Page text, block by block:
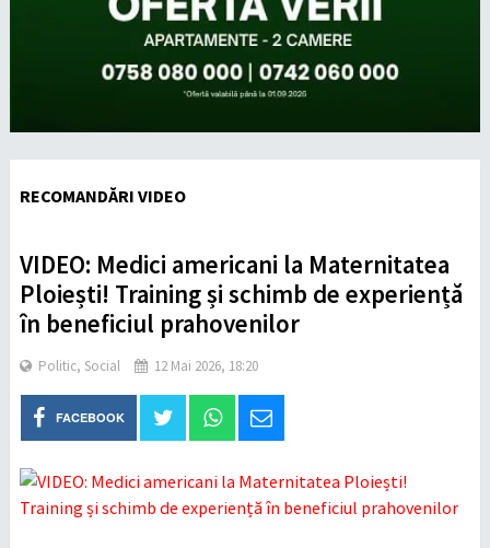
RECOMANDĂRI VIDEO
VIDEO: Medici americani la Maternitatea
Ploiești! Training și schimb de experiență
în beneficiul prahovenilor
Politic, Social 12 Mai 2026, 18:20
FACEBOOK